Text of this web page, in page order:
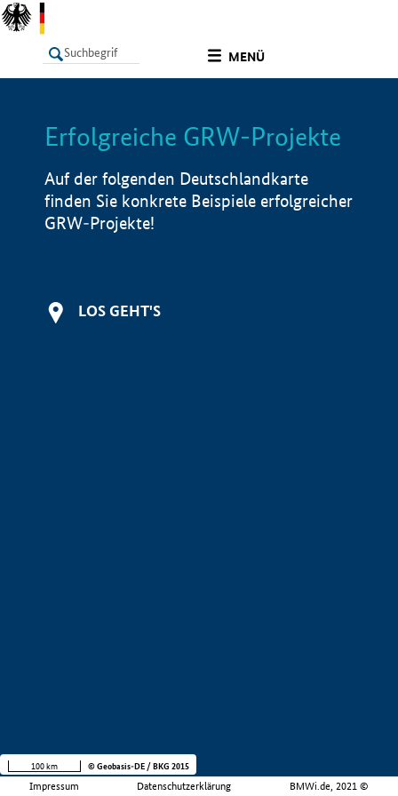
MENÜ
LISTE Info
Erfolgreiche GRW-Projekte
Auf der folgenden Deutschlandkarte
finden Sie konkrete Beispiele erfolgreicher
GRW-Projekte!
LOS GEHT'S
Impressum Datenschutzerklärung BMWi.de, 2021 ©
100 km © Geobasis-DE / BKG 2015